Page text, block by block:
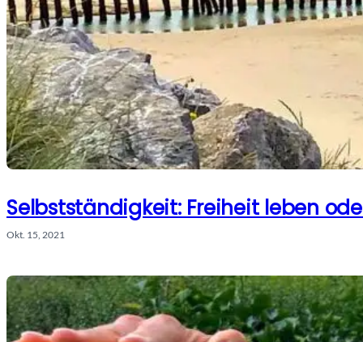
Selbstständigkeit: Freiheit leben
Okt. 15, 2021